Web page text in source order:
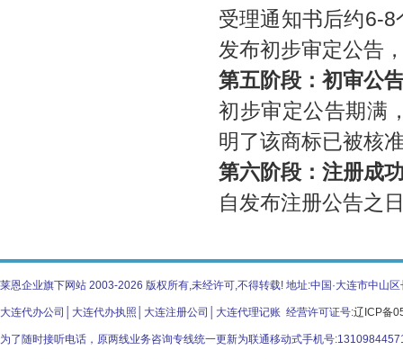
受理通知书后约6-8
发布初步审定公告
第五阶段：初审公
初步审定公告期满
明了该商标已被核
第六阶段：注册成
自发布注册公告之
莱恩企业旗下网站 2003-2026 版权所有,未经许可,不得转载! 地址:中国·大连市中
大连代办公司│大连代办执照│大连注册公司│大连代理记账 经营许可证号:辽ICP备
为了随时接听电话，原两线业务咨询专线统一更新为联通移动式手机号